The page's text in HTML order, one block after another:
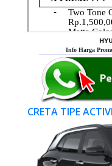
Info Harga
CRETA TIPE